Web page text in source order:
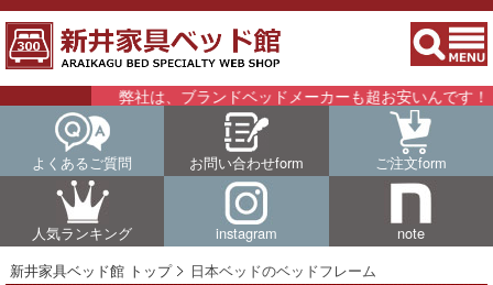
弊社は、ブランドベッドメーカーも超お安いんです！！詳細
よくあるご質問 お問い合わせform ご注文form
人気ランキング instagram
note
新井家具ベッド館 トップ
日本ベッドのベッドフレーム